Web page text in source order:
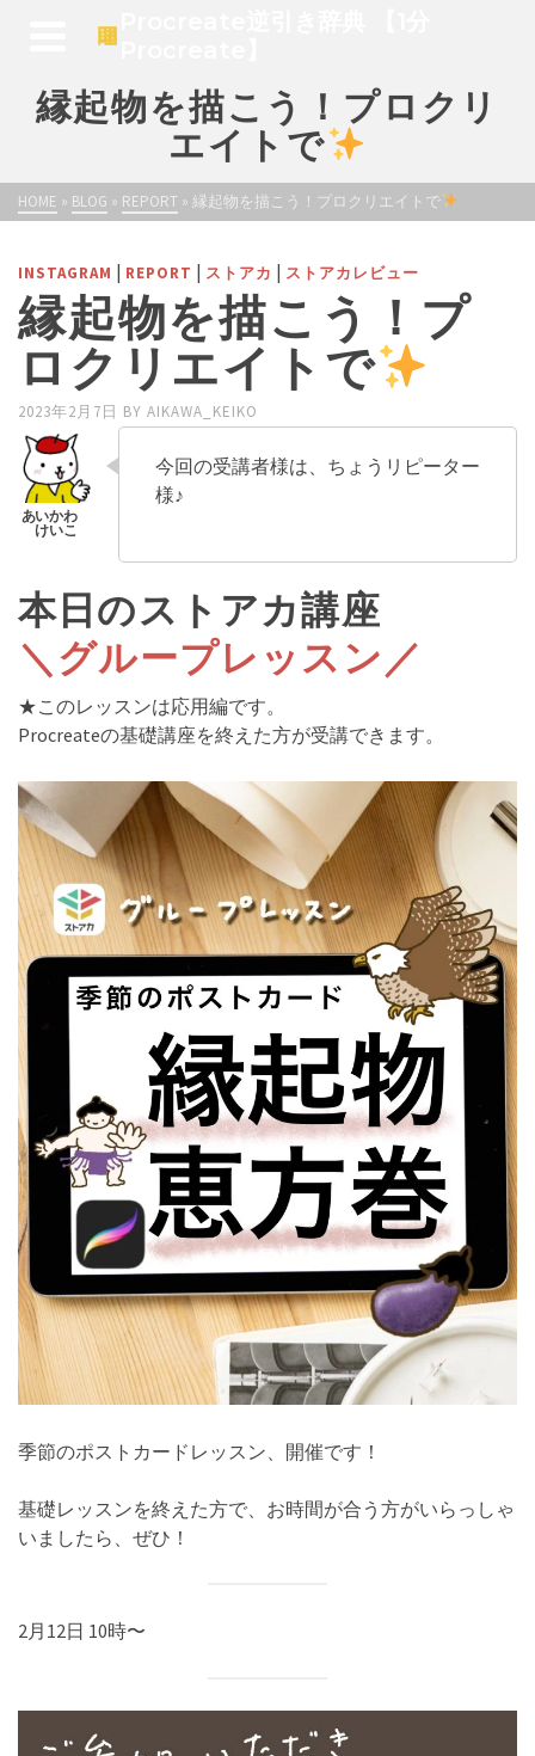
縁起物を描こう！プロクリ
エイトで
HOME » BLOG » REPORT » 縁起物を描こう！プロクリエイトで
INSTAGRAM | REPORT | ストアカ | ストアカレビュー
縁起物を描こう！プ
ロクリエイトで
2023年2月7日 BY AIKAWA_KEIKO
今回の受講者様は、ちょうリピーター
様♪
本日のストアカ講座
＼グループレッスン／
★このレッスンは応用編です。
Procreateの基礎講座を終えた方が受講できます。
季節のポストカードレッスン、開催です！
基礎レッスンを終えた方で、お時間が合う方がいらっしゃ
いましたら、ぜひ！
2月12日 10時〜